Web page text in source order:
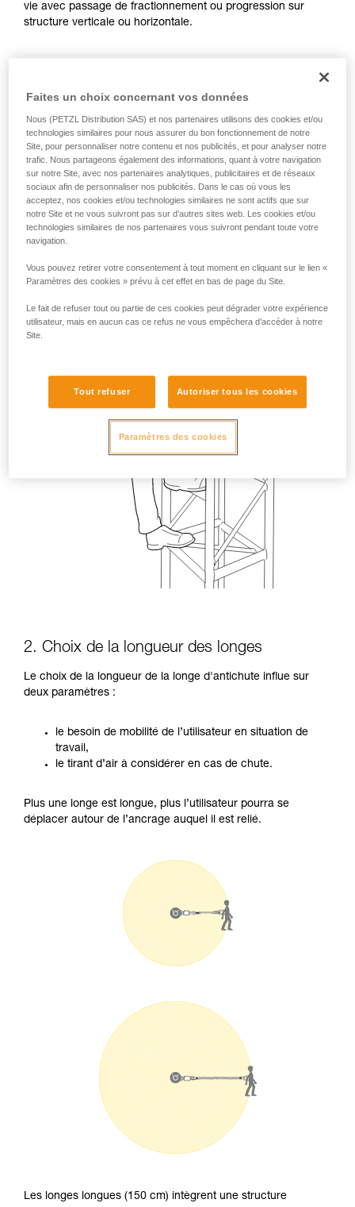
vie avec passage de fractionnement ou progression sur
structure verticale ou horizontale.
2. Choix de la longueur des longes
Le choix de la longueur de la longe d'antichute influe sur
deux paramètres :
le besoin de mobilité de l’utilisateur en situation de
travail,
le tirant d’air à considérer en cas de chute.
Plus une longe est longue, plus l’utilisateur pourra se
déplacer autour de l’ancrage auquel il est relié.
Les longes longues (150 cm) intègrent une structure
Faites un choix concernant vos données
Nous (PETZL Distribution SAS) et nos partenaires utilisons des cookies et/ou
technologies similaires pour nous assurer du bon fonctionnement de notre
Site, pour personnaliser notre contenu et nos publicités, et pour analyser notre
trafic. Nous partageons également des informations, quant à votre navigation
sur notre Site, avec nos partenaires analytiques, publicitaires et de réseaux
sociaux afin de personnaliser nos publicités. Dans le cas où vous les
acceptez, nos cookies et/ou technologies similaires ne sont actifs que sur
notre Site et ne vous suivront pas sur d’autres sites web. Les cookies et/ou
technologies similaires de nos partenaires vous suivront pendant toute votre
navigation.
Vous pouvez retirer votre consentement à tout moment en cliquant sur le lien «
Paramètres des cookies » prévu à cet effet en bas de page du Site.
Le fait de refuser tout ou partie de ces cookies peut dégrader votre expérience
utilisateur, mais en aucun cas ce refus ne vous empêchera d’accéder à notre
Site.
Tout refuser Autoriser tous les cookies
Paramètres des cookies